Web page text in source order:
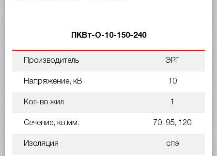
ПКВт-О-10-150-240
Производитель ЭРГ
Напряжение, кВ 10
Кол-во жил 1
Сечение, кв.мм. 70, 95, 120
Изоляция спэ